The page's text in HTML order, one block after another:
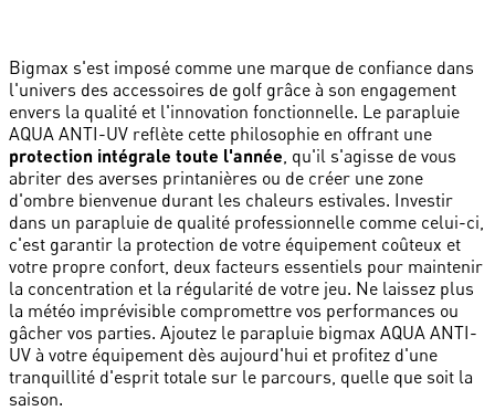
Bigmax s'est imposé comme une marque de confiance dans
l'univers des accessoires de golf grâce à son engagement
envers la qualité et l'innovation fonctionnelle. Le parapluie
AQUA ANTI-UV reflète cette philosophie en offrant une
protection intégrale toute l'année , qu'il s'agisse de vous
abriter des averses printanières ou de créer une zone
d'ombre bienvenue durant les chaleurs estivales. Investir
dans un parapluie de qualité professionnelle comme celui-ci,
c'est garantir la protection de votre équipement coûteux et
votre propre confort, deux facteurs essentiels pour maintenir
la concentration et la régularité de votre jeu. Ne laissez plus
la météo imprévisible compromettre vos performances ou
gâcher vos parties. Ajoutez le parapluie bigmax AQUA ANTI-
UV à votre équipement dès aujourd'hui et profitez d'une
tranquillité d'esprit totale sur le parcours, quelle que soit la
saison.